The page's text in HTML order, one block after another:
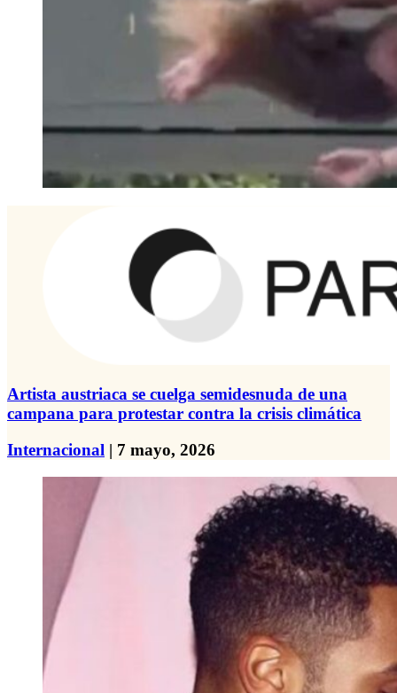
Artista austriaca se cuelga semidesnuda de una
campana para protestar contra la crisis climática
Internacional | 7 mayo, 2026